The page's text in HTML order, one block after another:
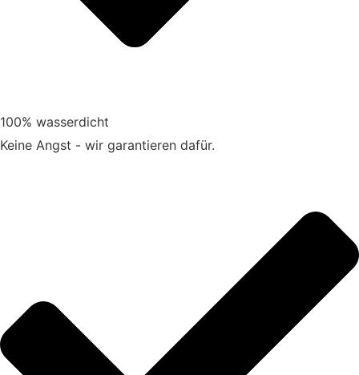
100% wasserdicht
Keine Angst - wir garantieren dafür.